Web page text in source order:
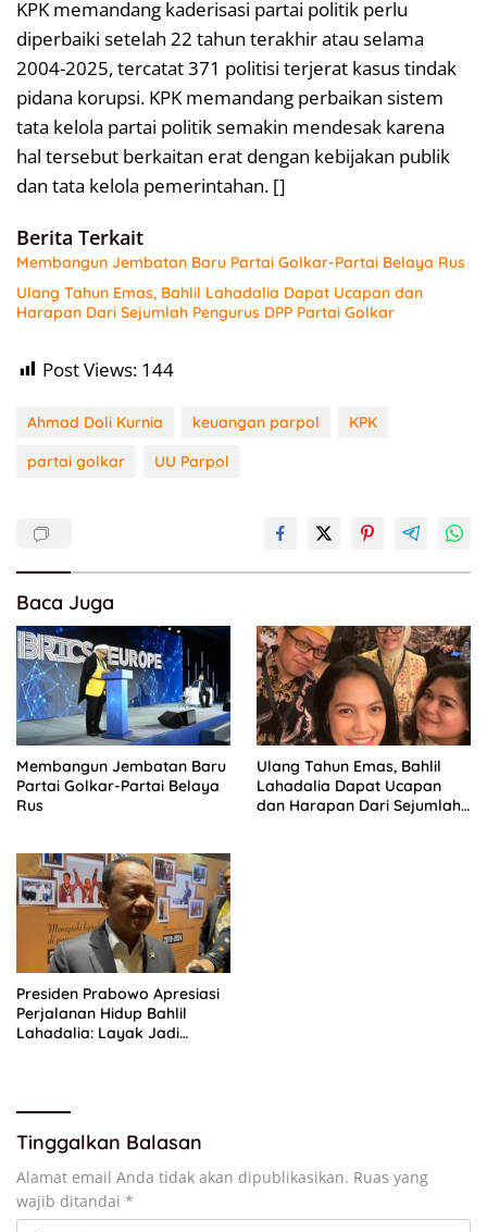
KPK memandang kaderisasi partai politik perlu
diperbaiki setelah 22 tahun terakhir atau selama
2004-2025, tercatat 371 politisi terjerat kasus tindak
pidana korupsi. KPK memandang perbaikan sistem
tata kelola partai politik semakin mendesak karena
hal tersebut berkaitan erat dengan kebijakan publik
dan tata kelola pemerintahan. []
Berita Terkait
Membangun Jembatan Baru Partai Golkar-Partai Belaya Rus
Ulang Tahun Emas, Bahlil Lahadalia Dapat Ucapan dan
Harapan Dari Sejumlah Pengurus DPP Partai Golkar
Post Views: 144
Ahmad Doli Kurnia keuangan parpol
KPK
partai golkar
UU Parpol
Baca Juga
Membangun Jembatan Baru
Partai Golkar-Partai Belaya
Rus
Ulang Tahun Emas, Bahlil
Lahadalia Dapat Ucapan
dan Harapan Dari Sejumlah
Presiden Prabowo Apresiasi
Perjalanan Hidup Bahlil
Lahadalia: Layak Jadi
Tinggalkan Balasan
Alamat email Anda tidak akan dipublikasikan. Ruas yang
wajib ditandai *